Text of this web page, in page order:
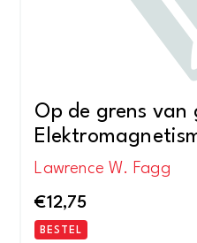
Op de grens van
Lawrence W. Fagg
€12,75
BESTEL